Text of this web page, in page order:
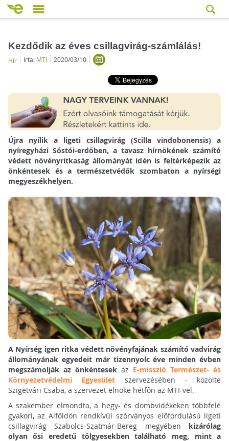
Kezdődik az éves csillagvirág-számlálás!
Hír írta: MTI 2020/03/10
Újra nyílik a ligeti csillagvirág (Scilla vindobonensis) a
nyíregyházi Sóstói-erdőben, a tavasz hírnökének számító
védett növényritkaság állományát idén is feltérképezik az
önkéntesek és a természetvédők szombaton a nyírségi
megyeszékhelyen.
A Nyírség igen ritka védett növényfajának számító vadvirág
állományának egyedeit már tizennyolc éve minden évben
megszámolják az önkéntesekaz E-misszió Természet- és
Környezetvédelmi Egyesület szervezésében - közölte
Szigetvári Csaba, a szervezet elnöke hétfőn az MTI-vel.
A szakember elmondta, a hegy- és dombvidékeken többfelé
gyakori, az Alföldön rendkívül szórványos előfordulású ligeti
csillagvirág Szabolcs-Szatmár-Bereg megyében kizárólag
olyan ősi eredetű tölgyesekben található meg, mint a